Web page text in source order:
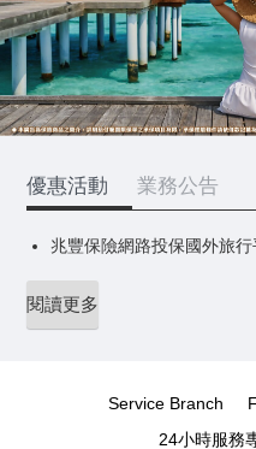
優惠活動 業務公告
兆豐保險網路投保國外旅
閱讀更多
Service Branch
24小時服務